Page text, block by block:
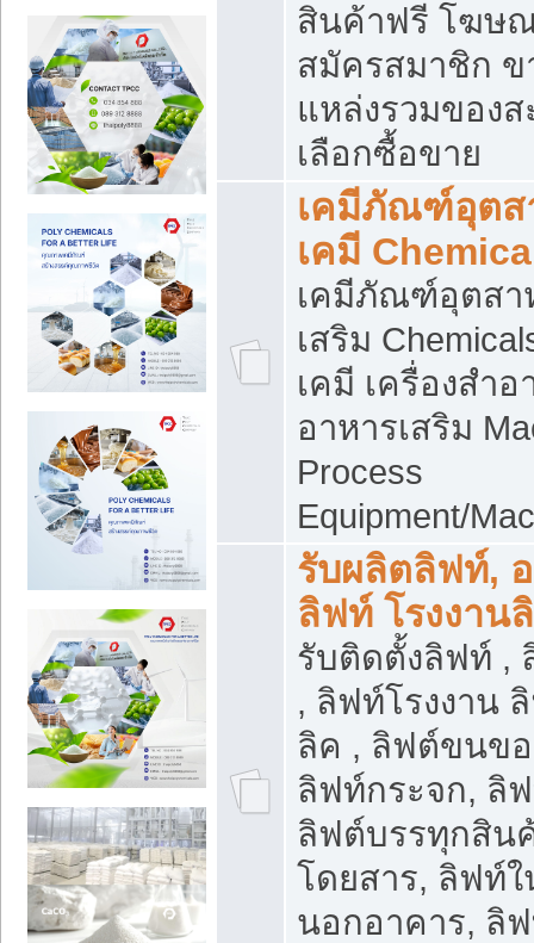
สินค้าฟรี โฆษ
สมัครสมาชิก ข
แหล่งรวมของ
เลือกซื้อขาย
เคมีภัณฑ์อุตส
เคมี
เคมีภัณฑ์อุตสา
เสริม
เคมี เครื่องสำ
อาหารเสริม
Process
Equipment/
รับผลิตลิฟท์,
ลิฟท์ โรงงาน
รับติดตั้งลิฟท์ ,
, ลิฟท์โรงงาน
ลิค , ลิฟต์ขนข
ลิฟท์กระจก, ลิ
ลิฟต์บรรทุกสิน
โดยสาร, ลิฟท์
นอกอาคาร, ลิ